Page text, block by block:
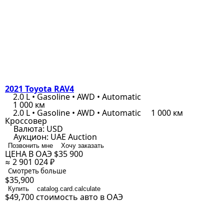
2021 Toyota RAV4
2.0 L • Gasoline • AWD • Automatic
1 000 км
2.0 L • Gasoline • AWD • Automatic 1 000 км
Кроссовер
Валюта: USD
Аукцион: UAE Auction
Позвонить мне Хочу заказать
ЦЕНА В ОАЭ $35 900
≈ 2 901 024 ₽
Смотреть больше
$35,900
Купить catalog.card.calculate
$49,700стоимость авто в ОАЭ